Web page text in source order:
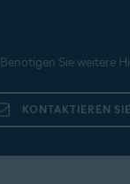
Benötigen Sie weitere
KONTAKTIEREN